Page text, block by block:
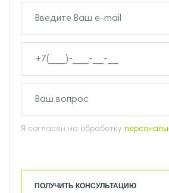
Я согласен на обработку
ПОЛУЧИТЬ КОНСУЛЬТАЦИЮ